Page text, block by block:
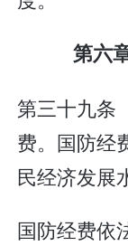
第六
第三十九条
费。国防经
民经济发展
国防经费依